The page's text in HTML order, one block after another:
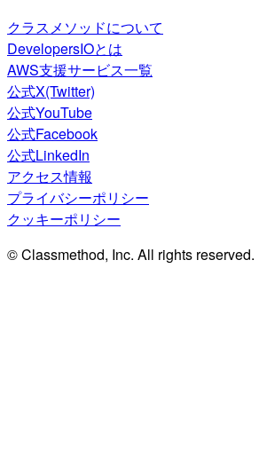
クラスメソッドについて
DevelopersIOとは
AWS支援サービス一覧
公式X(Twitter)
公式YouTube
公式Facebook
公式LinkedIn
アクセス情報
プライバシーポリシー
クッキーポリシー
© Classmethod, Inc. All rights reserved.